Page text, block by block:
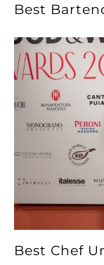
Best
Best Chef